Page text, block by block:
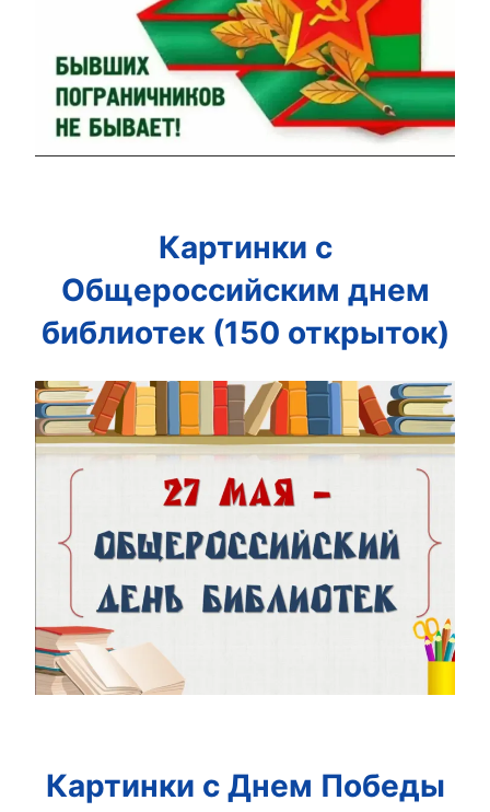
Картинки с
Общероссийским днем
библиотек (150 открыток)
Картинки с Днем Победы